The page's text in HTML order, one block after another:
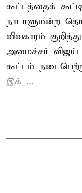
கூட்டத்தைக்
நாடாளுமன்ற
விவகாரம்
அமைச்சர்
கூட்டம்
இக் ...